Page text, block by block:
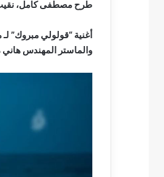
طرح مصطفى كامل، نقيب
أغنية “قولولي مبروك”
والماستر المهندس